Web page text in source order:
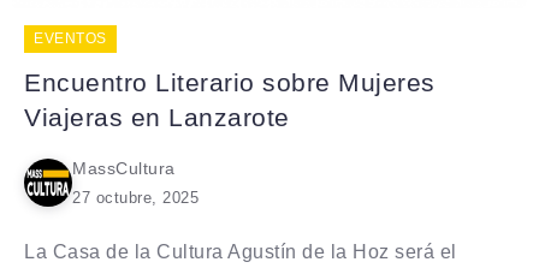
EVENTOS
Encuentro Literario sobre Mujeres
Viajeras en Lanzarote
MassCultura
27 octubre, 2025
La Casa de la Cultura Agustín de la Hoz será el